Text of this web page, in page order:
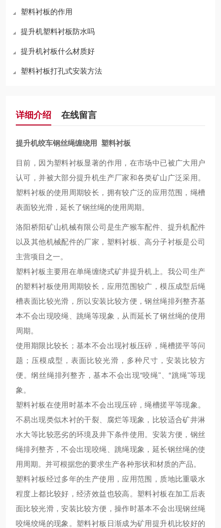
塑料衬板的作用
提升机塑料衬板防水吗
提升机衬板什么材质好
塑料衬板打孔式安装方法
详细介绍 在线留言
提升机绞车钢丝绳缠绕用 塑料衬板
目前，因为塑料衬板显著的作用，在市场中已被广大用户
认可，并被大部分提升机生产厂家和各类矿山广泛采用。
塑料衬板的使用周期较长，拥有较广泛的应用范围，绳槽
表面较光滑，延长了钢丝绳的使用周期。
洛阳桥阳矿山机械有限公司是生产猴车配件、提升机配件
以及其他机械配件的厂家，塑料衬板、高分子衬板是公司
主营项目之一。
塑料衬板主要用在单绳缠绕式矿井提升机上。我公司生产
的塑料衬板使用周期较长，应用范围较广，模压成型后绳
槽表面比较光滑，所以安装比较方便，钢丝绳排列整齐基
本不会出现咬绳、跳绳等现象，从而延长了钢丝绳的使用
周期。
使用期限比较长；基本不会出现衬板压碎，绳槽搓平等问
题；压模成型，表面比较光滑，多种尺寸，安装比较方
便。纲丝绳排列整齐，基本不会出现“咬绳"、“跳绳"等现
象。
塑料衬板在使用时基本不会出现压碎，绳槽搓平等现象。
不易出现类似木衬的干裂、腐烂等现象，比较适合矿井淋
水大等比较恶劣的环境及井下条件使用。安装方便，钢丝
绳排列整齐，不会出现咬绳、跳绳现象，延长钢丝绳的使
用周期。并可根据您的要求生产各种形状和材质的产品。
塑料衬板经过多年的生产使用，应用范围，质地比重吸水
程度上都比较好，经济效益也较高。塑料衬板在加工后表
面比较光滑，安装比较方便，操作时基本不会出现钢丝绳
咬绳绞绳的现象。塑料衬板日渐成为矿用提升机比较好的